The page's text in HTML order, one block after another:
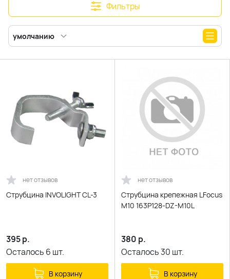
Фильтры
умолчанию
нет отзывов
Струбцина INVOLIGHT CL-3
395р.
Осталось 6 шт.
В корзину
нет отзывов
Струбцина крепежная LFocus
M10 163P128-DZ-M10L
380 р.
Осталось30 шт.
В корзину